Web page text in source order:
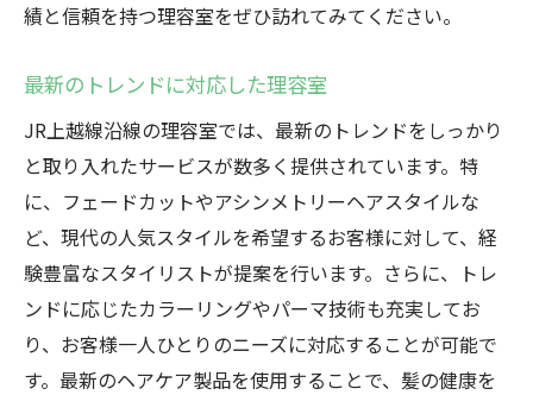
績と信頼を持つ理容室をぜひ訪れてみてください。
最新のトレンドに対応した理容室
JR上越線沿線の理容室では、最新のトレンドをしっかり
と取り入れたサービスが数多く提供されています。特
に、フェードカットやアシンメトリーヘアスタイルな
ど、現代の人気スタイルを希望するお客様に対して、経
験豊富なスタイリストが提案を行います。さらに、トレ
ンドに応じたカラーリングやパーマ技術も充実してお
り、お客様一人ひとりのニーズに対応することが可能で
す。最新のヘアケア製品を使用することで、髪の健康を